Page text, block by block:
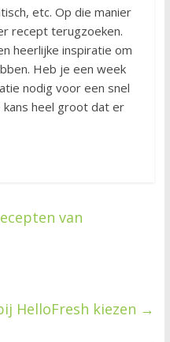
etc. Op die manier
recept terugzoeken.
heerlijke inspiratie om
Heb je een week
nodig voor een snel
kans heel groot dat er
van
HelloFresh kiezen →